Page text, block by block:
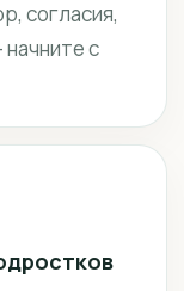
согласия,
с